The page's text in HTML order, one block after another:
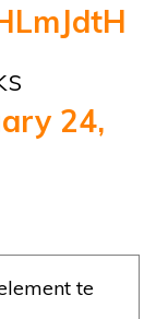
24,
te